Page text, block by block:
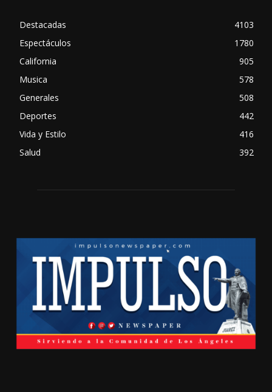
Destacadas
4103
Espectáculos
1780
California
905
Musica
578
Generales
508
Deportes
442
Vida y Estilo
416
Salud
392